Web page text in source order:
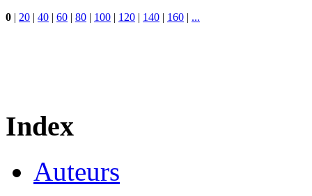
0 | 20 | 40 | 60 | 80 | 100 | 120 | 140 | 160 | ...
Index
Auteurs